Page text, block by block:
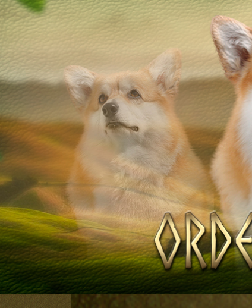
ГОЛОВНА
ОРДЕН КЕЛЬТІВ
НОВИНИ
ДИТЯЧА КІМНАТА
КОНТАКТИ